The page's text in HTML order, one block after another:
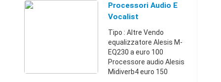
armonizzazione
completamente
generare cori -fino a ...
Processori Audio E
Vocalist
Tipo : Altre Vendo
equalizzatore Alesis M-
EQ230 a euro 100
Processore audio Alesis
Midiverb4 euro 150